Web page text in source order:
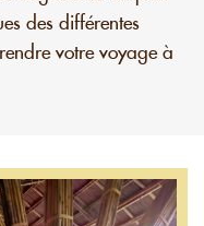
des différentes
votre voyage à